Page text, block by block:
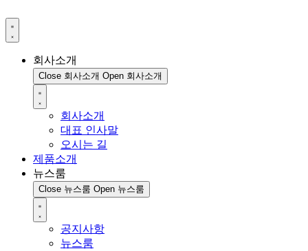
회사소개
Close 회사소개 Open 회사소개
회사소개
대표 인사말
오시는 길
제품소개
뉴스룸
Close 뉴스룸 Open 뉴스룸
공지사항
뉴스룸